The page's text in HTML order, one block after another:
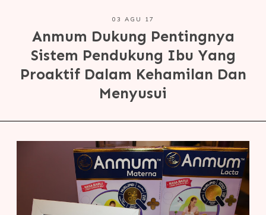
03 AGU 17
Anmum Dukung Pentingnya
Sistem Pendukung Ibu Yang
Proaktif Dalam Kehamilan Dan
Menyusui